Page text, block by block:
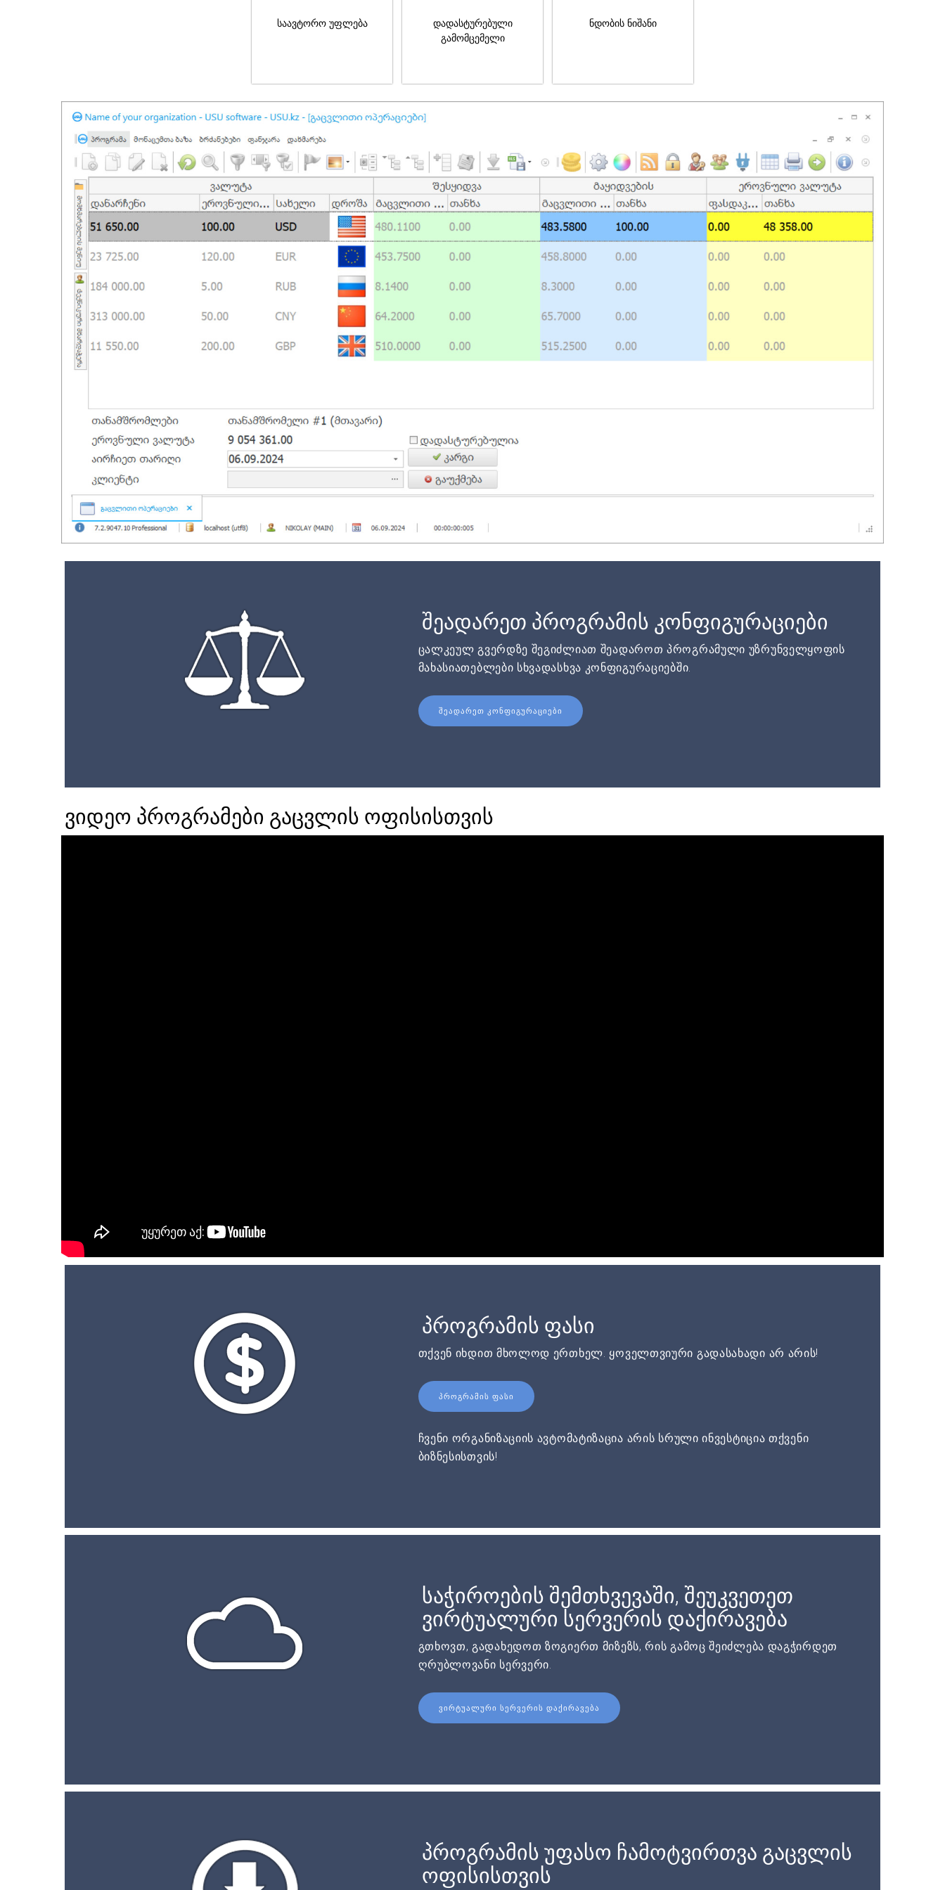
საავტორო უფლება
დადასტურებული
გამომცემელი
ნდობის ნიშანი
შეადარეთ პროგრამის კონფიგურაციები
ცალკეულ გვერდზე შეგიძლიათ შეადაროთ პროგრამული უზრუნველყოფის
მახასიათებლები სხვადასხვა კონფიგურაციებში.
ᲨᲔᲐᲓᲐᲠᲔᲗ ᲙᲝᲜᲤᲘᲒᲣᲠᲐᲪᲘᲔᲑᲘ
ვიდეო პროგრამები გაცვლის ოფისისთვის
პროგრამის ფასი
თქვენ იხდით მხოლოდ ერთხელ. ყოველთვიური გადასახადი არ არის!
ᲞᲠᲝᲒᲠᲐᲛᲘᲡ ᲤᲐᲡᲘ
ჩვენი ორგანიზაციის ავტომატიზაცია არის სრული ინვესტიცია თქვენი
ბიზნესისთვის!
საჭიროების შემთხვევაში, შეუკვეთეთ
ვირტუალური სერვერის დაქირავება
გთხოვთ, გადახედოთ ზოგიერთ მიზეზს, რის გამოც შეიძლება დაგჭირდეთ
ღრუბლოვანი სერვერი.
ᲕᲘᲠᲢᲣᲐᲚᲣᲠᲘ ᲡᲔᲠᲕᲔᲠᲘᲡ ᲓᲐᲥᲘᲠᲐᲕᲔᲑᲐ
პროგრამის უფასო ჩამოტვირთვა გაცვლის
ოფისისთვის